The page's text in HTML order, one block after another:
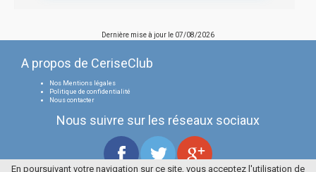
Dernière mise à jour le 07/08/2026
A propos de CeriseClub
Nos Mentions légales
Politique de confidentialité
Nous contacter
Nous suivre sur les réseaux sociaux
En poursuivant votre navigation sur ce site, vous acceptez l'utilisation de